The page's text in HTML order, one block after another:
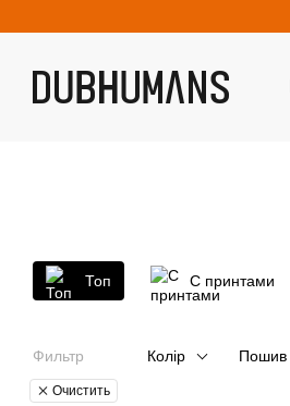
Топ С принтами
Фильтр
Очистить
Колір Пошив